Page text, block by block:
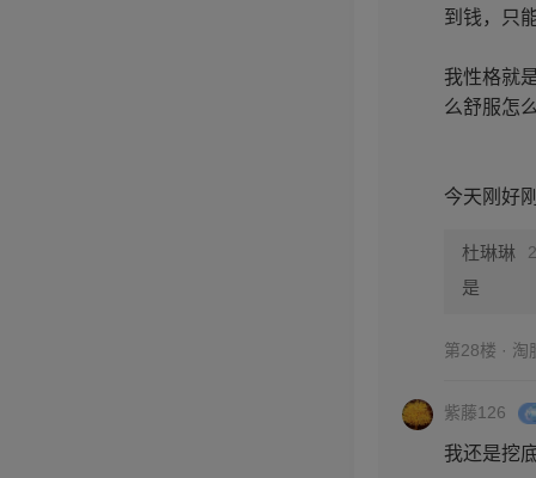
到钱，只
我性格就
么舒服怎
今天刚好
杜琳琳
是
第28楼 · 淘
紫藤126
我还是挖